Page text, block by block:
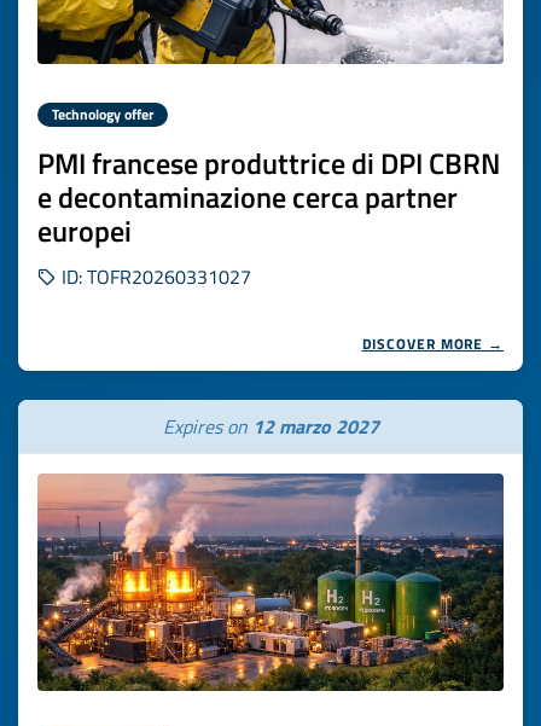
Technology offer
PMI francese produttrice di DPI CBRN
e decontaminazione cerca partner
europei
ID: TOFR20260331027
DISCOVER MORE →
Expires on 12 marzo 2027